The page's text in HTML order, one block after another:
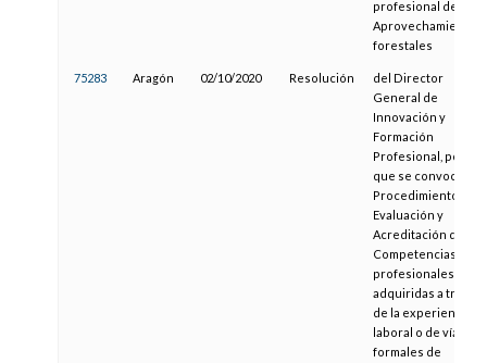
profesional de
Aprovechamientos
forestales
75283 Aragón 02/10/2020 Resolución
del Director
General de
Innovación y
Formación
Profesional, por la
que se convoca
Procedimientos de
Evaluación y
Acreditación de
Competencias
profesionales
adquiridas a través
de la experiencia
laboral o de vías no
formales de